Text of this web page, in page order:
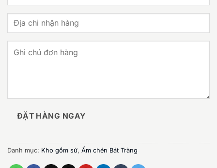
ĐẶT HÀNG NGAY
Danh mục: Kho gốm sứ, Ấm chén Bát Tràng